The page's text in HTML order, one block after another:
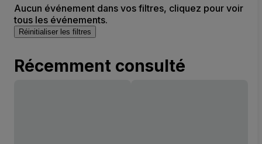
Aucun événement dans vos filtres, cliquez pour voir
tous les événements.
Réinitialiser les filtres
Récemment consulté